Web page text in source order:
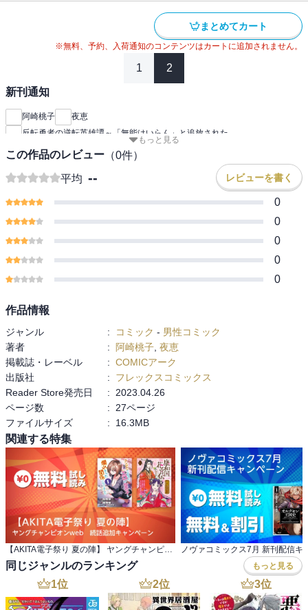
まとめてカート
※無料、予約、入荷通知のコンテンツはカートに追加されません。
1 2
新刊通知
阿崎桃子
夜恵
反転勇者の逆転英雄譚～「無能はいらん」と追放された
もっと見る
この作品のレビュー （0件）
平均 -- レビューを書く
0
0
0
0
0
作品情報
ジャンル : コミック - 男性コミック
著者
: 阿崎桃子 夜恵
掲載誌・レーベル
: COMICアーク
出版社
:
フレックスコミックス
Reader Store発売日
:
2023.04.26
ページ数
:
27ページ
ファイルサイズ
: 16.3MB
関連する特集
【AKITA電子祭り 夏の陣】 ヤングチャンピオンweb 続話追加キャンペーン ノヴァコミックス7月 新刊配信キ
同じジャンルのランキング もっと見る
1位 2位 3位